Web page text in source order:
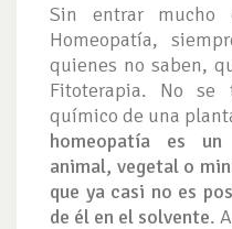
Sin entrar
Homeopatía,
quienes no saben,
Fitoterapia. No se
químico de una
homeopatía es
animal, vegetal o
que ya casi no es
de él en el solvente.